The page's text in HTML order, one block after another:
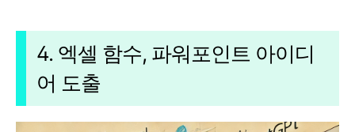
4. 엑셀 함수, 파워포인트 아이디
어 도출